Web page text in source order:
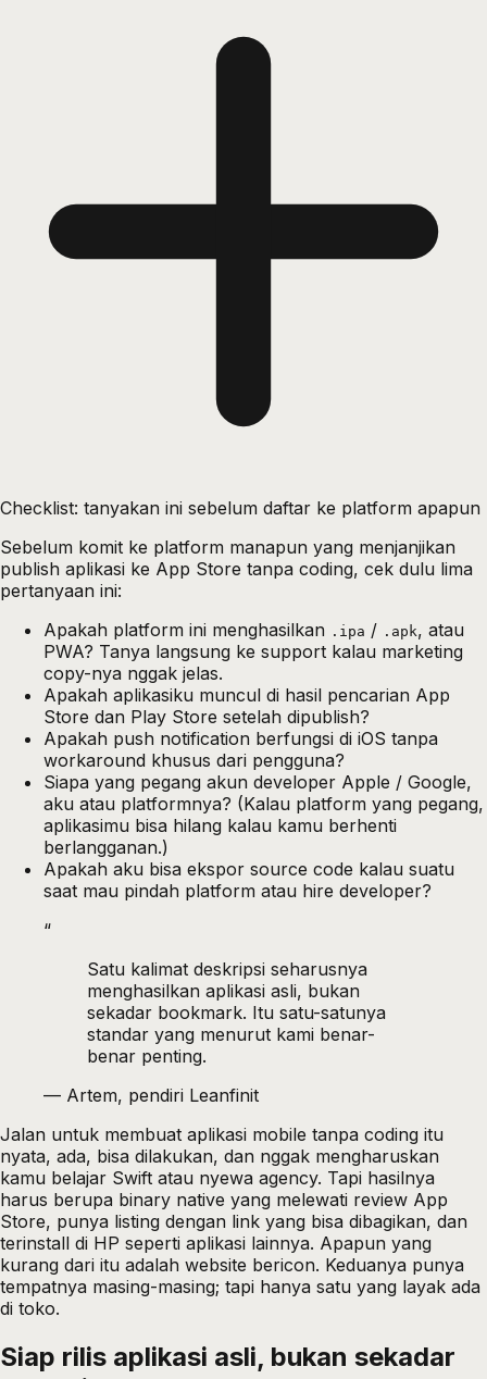
Checklist: tanyakan ini sebelum daftar ke platform apapun
Sebelum komit ke platform manapun yang menjanjikan
publish aplikasi ke App Store tanpa coding, cek dulu lima
pertanyaan ini:
Apakah platform ini menghasilkan .ipa / .apk, atau
PWA? Tanya langsung ke support kalau marketing
copy-nya nggak jelas.
Apakah aplikasiku muncul di hasil pencarian App
Store dan Play Store setelah dipublish?
Apakah push notification berfungsi di iOS tanpa
workaround khusus dari pengguna?
Siapa yang pegang akun developer Apple / Google,
aku atau platformnya? (Kalau platform yang pegang,
aplikasimu bisa hilang kalau kamu berhenti
berlangganan.)
Apakah aku bisa ekspor source code kalau suatu
saat mau pindah platform atau hire developer?
“
Satu kalimat deskripsi seharusnya
menghasilkan aplikasi asli, bukan
sekadar bookmark. Itu satu-satunya
standar yang menurut kami benar-
benar penting.
— Artem, pendiri Leanfinit
Jalan untuk membuat aplikasi mobile tanpa coding itu
nyata, ada, bisa dilakukan, dan nggak mengharuskan
kamu belajar Swift atau nyewa agency. Tapi hasilnya
harus berupa binary native yang melewati review App
Store, punya listing dengan link yang bisa dibagikan, dan
terinstall di HP seperti aplikasi lainnya. Apapun yang
kurang dari itu adalah website bericon. Keduanya punya
tempatnya masing-masing; tapi hanya satu yang layak ada
di toko.
Siap rilis aplikasi asli, bukan sekadar